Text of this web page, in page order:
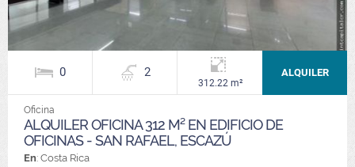
0 2
312.22 m²
ALQUILER
Oficina
ALQUILER OFICINA 312 M² EN EDIFICIO DE
OFICINAS - SAN RAFAEL, ESCAZÚ
En: Costa Rica